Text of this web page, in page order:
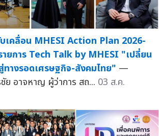
เคลื่อน MHESI Action Plan 2026-
ายการ Tech Talk by MHESI "เปลี่ยน
ทางรอดเศรษฐกิจ-สังคมไทย" —
ย อาจหาญ ผู้ว่าการ สถ... 03 ส.ค.